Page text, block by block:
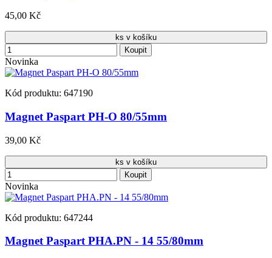
45,00 Kč
ks v košíku
Koupit
Novinka
Kód produktu: 647190
Magnet Paspart PH-O 80/55mm
39,00 Kč
ks v košíku
Koupit
Novinka
Kód produktu: 647244
Magnet Paspart PHA.PN - 14 55/80mm